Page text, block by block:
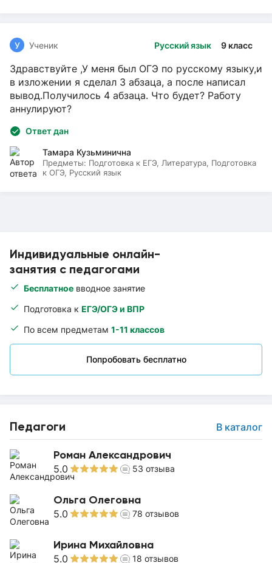
Индивидуальные онлайн-
занятия с педагогами
Бесплатное вводное занятие
Подготовка к ЕГЭ/ОГЭ и ВПР
По всем предметам 1-11 классов
Попробовать бесплатно
Педагоги В каталог
Роман Александрович
5.0 53 отзыва
Ольга Олеговна
5.0 78 отзывов
Ирина Михайловна
5.0 18 отзывов
Русский язык 9 класс
У Ученик
Здравствуйте ,У меня был ОГЭ по русскому языку,и
в изложении я сделал 3 абзаца, а после написал
вывод.Получилось 4 абзаца. Что будет? Работу
аннулируют?
Ответ дан
Тамара Кузьминична
Предметы: Подготовка к ЕГЭ, Литература, Подготовка
к ОГЭ, Русский язык